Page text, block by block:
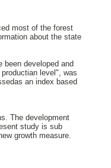
most of the forest
about the state
been developed and
level", was
an index based
The development
study is sub­
growth measure.